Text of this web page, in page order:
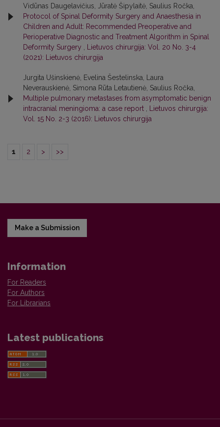
Vidūnas Daugelavičius, Jūratė Šipylaitė, Saulius Ročka,
Protocol of Spinal Deformity Surgery and Anaesthesia in
Children and Adult: Recommended Preoperative and
Perioperative Diagnostic and Treatment Algorithm in Spinal
Deformity Surgery
Lietuvos chirurgija: Vol. 20 No. 3-4
(2021): Lietuvos chirurgija
Jurgita Ušinskienė, Evelina Šestelinska, Laura
Neverauskienė, Simona Rūta Letautienė, Saulius Ročka,
Multiple pulmonary metastases from asymptomatic benign
intracranial meningioma: a case report
Lietuvos chirurgija:
Vol. 15 No. 2-3 (2016): Lietuvos chirurgija
1 2 > >>
Make a Submission
Information
For Readers
For Authors
For Librarians
Latest publications